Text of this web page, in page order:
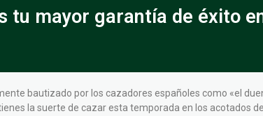
tu mayor garantía de éxito
bautizado por los cazadores españoles como «el
la suerte de cazar esta temporada en los acotados de